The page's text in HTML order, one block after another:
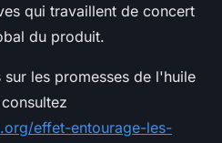
qui travaillent de concert
du produit.
les promesses de l'huile
effet-entourage-les-